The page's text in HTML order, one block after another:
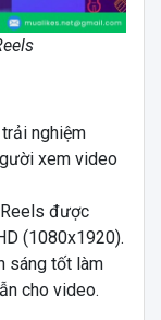
nghiệm
xem video
được
(1080x1920).
sáng tốt làm
cho video.